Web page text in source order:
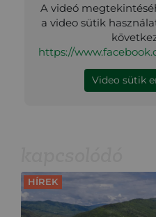
A videó
a video sütik
https://
Video sütik
HÍREK